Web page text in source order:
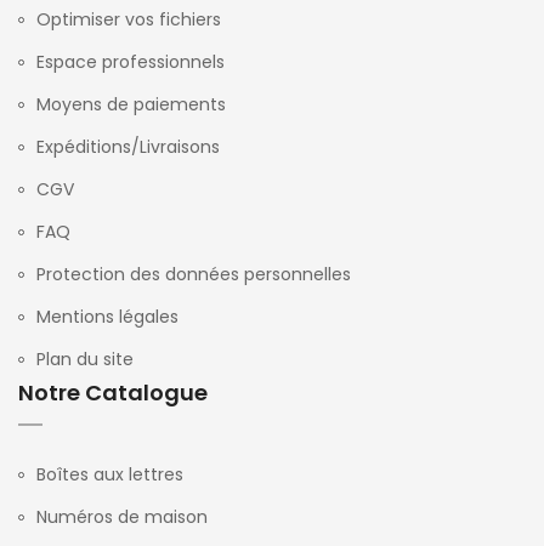
Optimiser vos fichiers
Espace professionnels
Moyens de paiements
Expéditions/Livraisons
CGV
FAQ
Protection des données personnelles
Mentions légales
Plan du site
Notre Catalogue
Boîtes aux lettres
Numéros de maison